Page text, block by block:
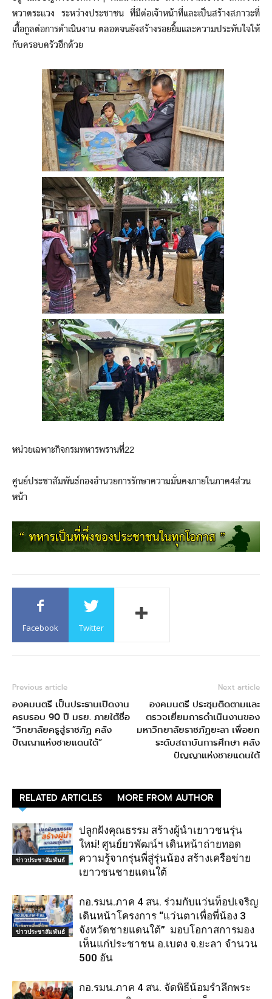
หวาดระแวง ระหว่างประชาชน ที่มีต่อเจ้าหน้าที่และเป็นสร้างสภาวะที่
เกื้อกูลต่อการดำเนินงาน ตลอดจนยังสร้างรอยยิ้มและความประทับใจให้
กับครอบครัวอีกด้วย
หน่วยเฉพาะกิจกรมทหารพรานที่22
ศูนย์ประชาสัมพันธ์กองอำนวยการรักษาความมั่นคงภายในภาค4ส่วน
หน้า
Facebook Twitter
Previous article
องคมนตรี เป็นประธานเปิดงาน
ครบรอบ 90 ปี มรย. ภายใต้ชื่อ
“วิทยาลัยครูสู่ราชภัฏ คลัง
ปัญญาแห่งชายแดนใต้”
Next article
องคมนตรี ประชุมติดตามและ
ตรวจเยี่ยมการดำเนินงานของ
มหาวิทยาลัยราชภัฏยะลา เพื่อยก
ระดับสถาบันการศึกษา คลัง
ปัญญาแห่งชายแดนใต้
RELATED ARTICLES MORE FROM AUTHOR
ข่าวประชาสัมพันธ์
ปลูกฝังคุณธรรม สร้างผู้นำเยาวชนรุ่น
ใหม่! ศูนย์ยวพัฒน์ฯ เดินหน้าถ่ายทอด
ความรู้จากรุ่นพี่สู่รุ่นน้อง สร้างเครือข่าย
เยาวชนชายแดนใต้
ข่าวประชาสัมพันธ์
กอ.รมน.ภาค 4 สน. ร่วมกับแว่นท็อปเจริญ
เดินหน้าโครงการ “แว่นตาเพื่อพี่น้อง 3
จังหวัดชายแดนใต้” มอบโอกาสการมอง
เห็นแก่ประชาชน อ.เบตง จ.ยะลา จำนวน
500 อัน
กอ.รมน.ภาค 4 สน. จัดพิธีน้อมรำลึกพระ